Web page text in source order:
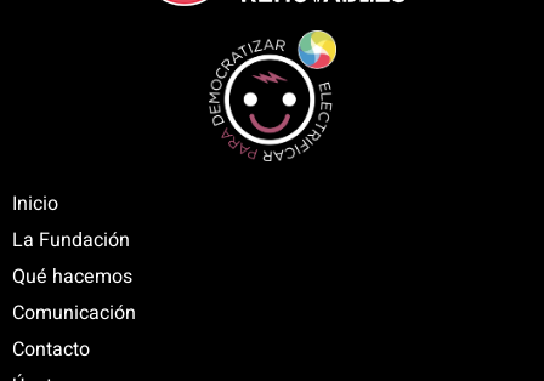
Inicio
La Fundación
Qué hacemos
Comunicación
Contacto